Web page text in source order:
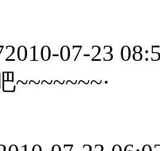
2010-07-23
~~~~~~~·